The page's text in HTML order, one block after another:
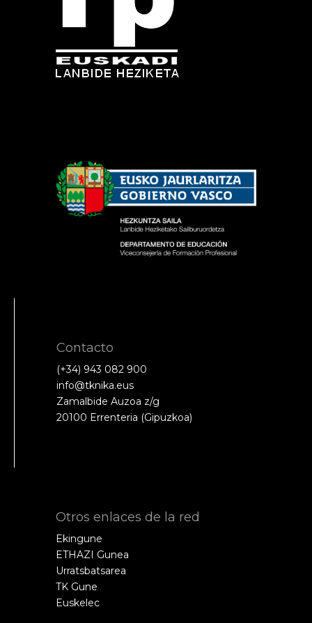
Contacto
(+34) 943 082 900
info@tknika.eus
Zamalbide Auzoa z/g
20100 Errenteria (Gipuzkoa)
Otros enlaces de la red
Ekingune
ETHAZI Gunea
Urratsbatsarea
TK Gune
Euskelec